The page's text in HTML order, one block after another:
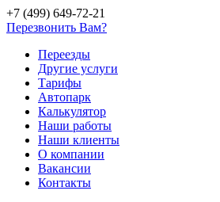
+7 (499) 649-72-21
Перезвонить Вам?
Переезды
Другие услуги
Тарифы
Автопарк
Калькулятор
Наши работы
Наши клиенты
О компании
Вакансии
Контакты